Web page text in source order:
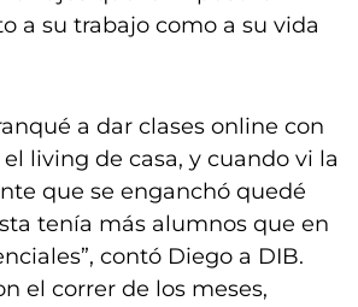
a su trabajo como a su vida
a dar clases online con
living de casa, y cuando vi la
que se enganchó quedé
tenía más alumnos que en
contó Diego a DIB.
el correr de los meses,